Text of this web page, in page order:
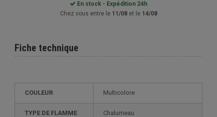
En stock - Expédition 24h
Chez vous entre le 11/08et le 14/08
Fiche technique
COULEUR Multicolore
TYPE DE FLAMME Chalumeau